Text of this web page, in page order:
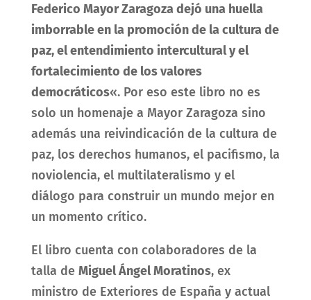
Federico Mayor Zaragoza dejó una huella
imborrable en la promoción de la cultura de
paz, el entendimiento intercultural y el
fortalecimiento de los valores
democráticos«. Por eso este libro no es
solo un homenaje a Mayor Zaragoza sino
además una reivindicación de la cultura de
paz, los derechos humanos, el pacifismo, la
noviolencia, el multilateralismo y el
diálogo para construir un mundo mejor en
un momento crítico.
El libro cuenta con colaboradores de la
talla de Miguel Ángel Moratinos, ex
ministro de Exteriores de España y actual